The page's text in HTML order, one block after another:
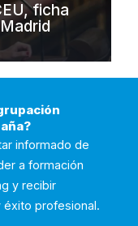
ficha
informado de
a formación
y recibir
éxito profesional.